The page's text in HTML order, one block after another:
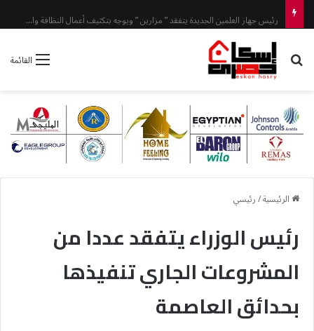
القائمة بحث عن
الرئيسية/رئيسي
رئيس الوزراء يتفقد عددا من
المشروعات الجاري تنفيذها
بحدائق العاصمة